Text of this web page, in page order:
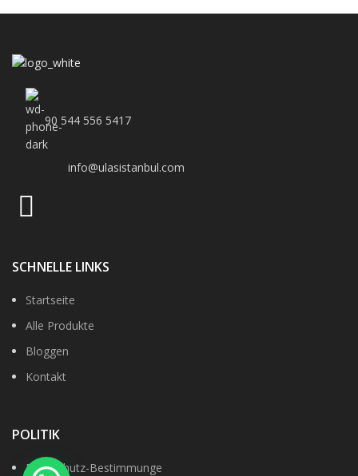
90 544 556 5417
info@ulasistanbul.com
SCHNELLE LINKS
Startseite
Alle Produkte
Bloggen
Kontakt
POLITIK
Datenshutz-Bestimmunge